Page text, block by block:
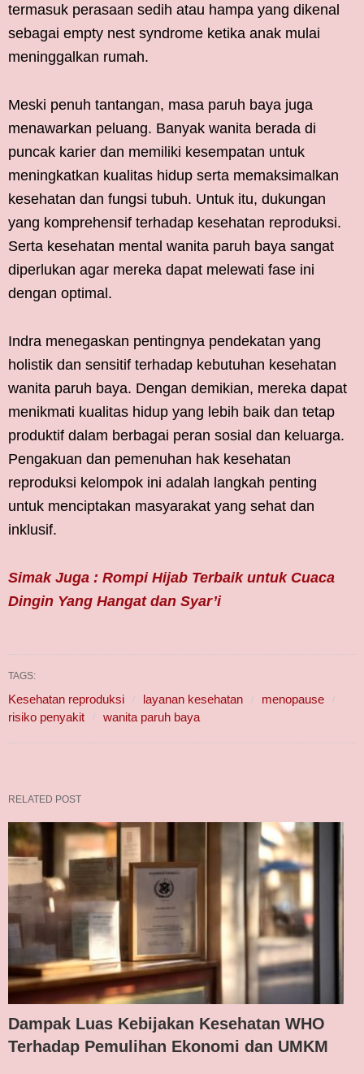
termasuk perasaan sedih atau hampa yang dikenal
sebagai empty nest syndrome ketika anak mulai
meninggalkan rumah.
Meski penuh tantangan, masa paruh baya juga
menawarkan peluang. Banyak wanita berada di
puncak karier dan memiliki kesempatan untuk
meningkatkan kualitas hidup serta memaksimalkan
kesehatan dan fungsi tubuh. Untuk itu, dukungan
yang komprehensif terhadap kesehatan reproduksi.
Serta kesehatan mental wanita paruh baya sangat
diperlukan agar mereka dapat melewati fase ini
dengan optimal.
Indra menegaskan pentingnya pendekatan yang
holistik dan sensitif terhadap kebutuhan kesehatan
wanita paruh baya. Dengan demikian, mereka dapat
menikmati kualitas hidup yang lebih baik dan tetap
produktif dalam berbagai peran sosial dan keluarga.
Pengakuan dan pemenuhan hak kesehatan
reproduksi kelompok ini adalah langkah penting
untuk menciptakan masyarakat yang sehat dan
inklusif.
Simak Juga : Rompi Hijab Terbaik untuk Cuaca
Dingin Yang Hangat dan Syar’i
TAGS:
Kesehatan reproduksi layanan kesehatan
menopause
risiko penyakit
wanita paruh baya
RELATED POST
Dampak Luas Kebijakan Kesehatan WHO
Terhadap Pemulihan Ekonomi dan UMKM